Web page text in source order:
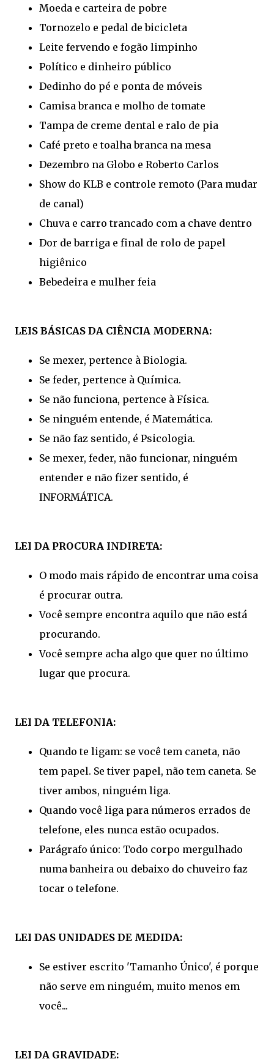
Moeda e carteira de pobre
Tornozelo e pedal de bicicleta
Leite fervendo e fogão limpinho
Político e dinheiro público
Dedinho do pé e ponta de móveis
Camisa branca e molho de tomate
Tampa de creme dental e ralo de pia
Café preto e toalha branca na mesa
Dezembro na Globo e Roberto Carlos
Show do KLB e controle remoto (Para mudar
de canal)
Chuva e carro trancado com a chave dentro
Dor de barriga e final de rolo de papel
higiênico
Bebedeira e mulher feia
LEIS BÁSICAS DA CIÊNCIA MODERNA:
Se mexer, pertence à Biologia.
Se feder, pertence à Química.
Se não funciona, pertence à Física.
Se ninguém entende, é Matemática.
Se não faz sentido, é Psicologia.
Se mexer, feder, não funcionar, ninguém
entender e não fizer sentido, é
INFORMÁTICA.
LEI DA PROCURA INDIRETA:
O modo mais rápido de encontrar uma coisa
é procurar outra.
Você sempre encontra aquilo que não está
procurando.
Você sempre acha algo que quer no último
lugar que procura.
LEI DA TELEFONIA:
Quando te ligam: se você tem caneta, não
tem papel. Se tiver papel, não tem caneta. Se
tiver ambos, ninguém liga.
Quando você liga para números errados de
telefone, eles nunca estão ocupados.
Parágrafo único: Todo corpo mergulhado
numa banheira ou debaixo do chuveiro faz
tocar o telefone.
LEI DAS UNIDADES DE MEDIDA:
Se estiver escrito 'Tamanho Único', é porque
não serve em ninguém, muito menos em
você...
LEI DA GRAVIDADE: